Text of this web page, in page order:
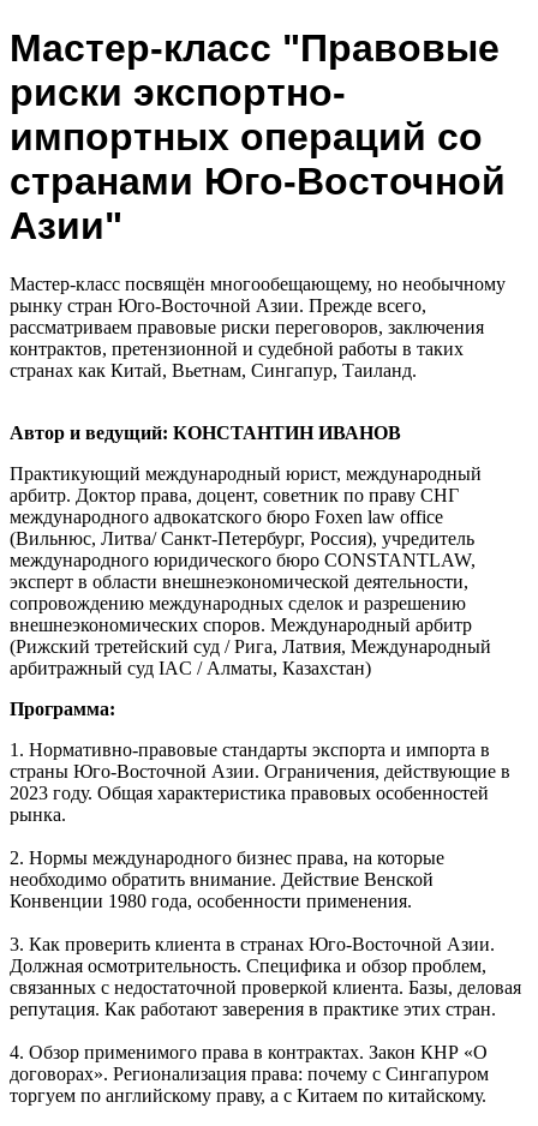
Мастер-класс "Правовые
риски экспортно-
импортных операций со
странами Юго-Восточной
Азии"
Мастер-класс посвящён многообещающему, но необычному
рынку стран Юго-Восточной Азии. Прежде всего,
рассматриваем правовые риски переговоров, заключения
контрактов, претензионной и судебной работы в таких
странах как Китай, Вьетнам, Сингапур, Таиланд.
Автор и ведущий: КОНСТАНТИН ИВАНОВ
Практикующий международный юрист, международный
арбитр. Доктор права, доцент, советник по праву СНГ
международного адвокатского бюро Foxen law office
(Вильнюс, Литва/ Санкт-Петербург, Россия), учредитель
международного юридического бюро CONSTANTLAW,
эксперт в области внешнеэкономической деятельности,
сопровождению международных сделок и разрешению
внешнеэкономических споров. Международный арбитр
(Рижский третейский суд / Рига, Латвия, Международный
арбитражный суд IAC / Алматы, Казахстан)
Программа:
1. Нормативно-правовые стандарты экспорта и импорта в
страны Юго-Восточной Азии. Ограничения, действующие в
2023 году. Общая характеристика правовых особенностей
рынка.
2. Нормы международного бизнес права, на которые
необходимо обратить внимание. Действие Венской
Конвенции 1980 года, особенности применения.
3. Как проверить клиента в странах Юго-Восточной Азии.
Должная осмотрительность. Специфика и обзор проблем,
связанных с недостаточной проверкой клиента. Базы, деловая
репутация. Как работают заверения в практике этих стран.
4. Обзор применимого права в контрактах. Закон КНР «О
договорах». Регионализация права: почему с Сингапуром
торгуем по английскому праву, а с Китаем по китайскому.